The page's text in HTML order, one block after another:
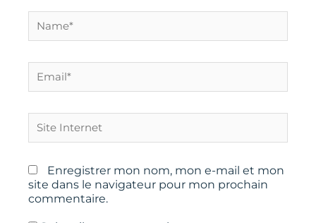
Internet
Enregistrer mon nom, mon e-mail et mon
site dans le navigateur pour mon prochain
commentaire.